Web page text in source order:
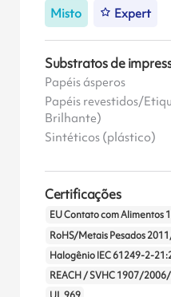
Misto Expert
Substratos de
Papéis ásperos
Papéis revestidos/
Brilhante)
Sintéticos (plástico)
Certificações
EU Contato com Alimentos
RoHS/Metais Pesados
Halogênio IEC 61249-2-
REACH / SVHC 1907/